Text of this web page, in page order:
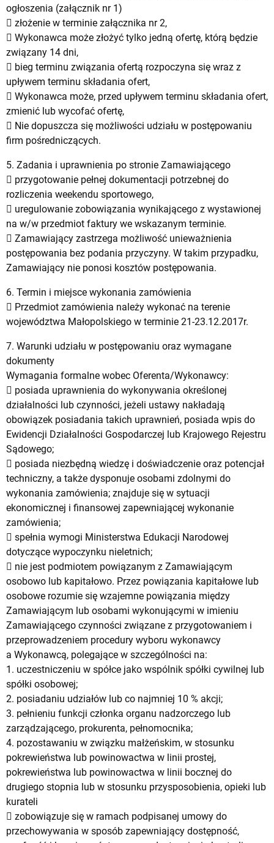
ogłoszenia (załącznik nr 1)
 złożenie w terminie załącznika nr 2,
 Wykonawca może złożyć tylko jedną ofertę, którą będzie
związany 14 dni,
 bieg terminu związania ofertą rozpoczyna się wraz z
upływem terminu składania ofert,
 Wykonawca może, przed upływem terminu składania ofert,
zmienić lub wycofać ofertę,
 Nie dopuszcza się możliwości udziału w postępowaniu
firm pośredniczących.
5. Zadania i uprawnienia po stronie Zamawiającego
 przygotowanie pełnej dokumentacji potrzebnej do
rozliczenia weekendu sportowego,
 uregulowanie zobowiązania wynikającego z wystawionej
na w/w przedmiot faktury we wskazanym terminie.
 Zamawiający zastrzega możliwość unieważnienia
postępowania bez podania przyczyny. W takim przypadku,
Zamawiający nie ponosi kosztów postępowania.
6. Termin i miejsce wykonania zamówienia
 Przedmiot zamówienia należy wykonać na terenie
województwa Małopolskiego w terminie 21-23.12.2017r.
7. Warunki udziału w postępowaniu oraz wymagane
dokumenty
Wymagania formalne wobec Oferenta/Wykonawcy:
 posiada uprawnienia do wykonywania określonej
działalności lub czynności, jeżeli ustawy nakładają
obowiązek posiadania takich uprawnień, posiada wpis do
Ewidencji Działalności Gospodarczej lub Krajowego Rejestru
Sądowego;
 posiada niezbędną wiedzę i doświadczenie oraz potencjał
techniczny, a także dysponuje osobami zdolnymi do
wykonania zamówienia; znajduje się w sytuacji
ekonomicznej i finansowej zapewniającej wykonanie
zamówienia;
 spełnia wymogi Ministerstwa Edukacji Narodowej
dotyczące wypoczynku nieletnich;
 nie jest podmiotem powiązanym z Zamawiającym
osobowo lub kapitałowo. Przez powiązania kapitałowe lub
osobowe rozumie się wzajemne powiązania między
Zamawiającym lub osobami wykonującymi w imieniu
Zamawiającego czynności związane z przygotowaniem i
przeprowadzeniem procedury wyboru wykonawcy
a Wykonawcą, polegające w szczególności na:
1. uczestniczeniu w spółce jako wspólnik spółki cywilnej lub
spółki osobowej;
2. posiadaniu udziałów lub co najmniej 10 % akcji;
3. pełnieniu funkcji członka organu nadzorczego lub
zarządzającego, prokurenta, pełnomocnika;
4. pozostawaniu w związku małżeńskim, w stosunku
pokrewieństwa lub powinowactwa w linii prostej,
pokrewieństwa lub powinowactwa w linii bocznej do
drugiego stopnia lub w stosunku przysposobienia, opieki lub
kurateli
 zobowiązuje się w ramach podpisanej umowy do
przechowywania w sposób zapewniający dostępność,